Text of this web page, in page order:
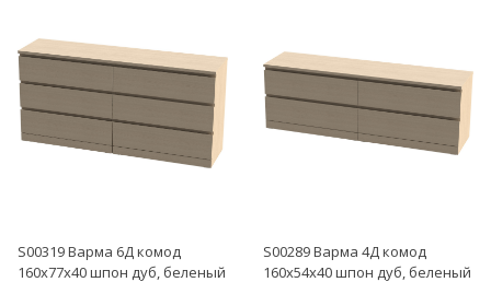
S00319 Варма 6Д комод
160х77х40 шпон дуб, беленый
S00289 Варма 4Д комод
160х54х40 шпон дуб, беленый